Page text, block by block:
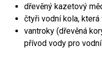
dřevěný kazetový
čtyři vodní kola,
vantroky (dřevěná
přívod vody pro